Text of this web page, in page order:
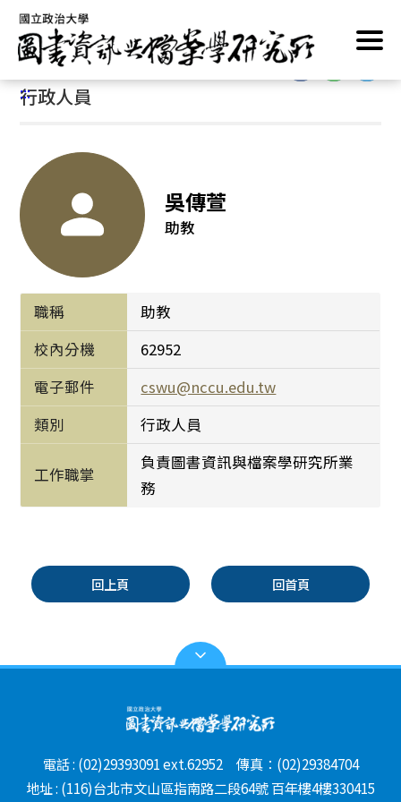
跳
到
主
要
內
首頁/系所介紹
:::
行政人員
吳傳萱
助教
職稱
助教
校內分機
62952
電子郵件
cswu@nccu.edu.tw
類別
行政人員
工作職掌
負責圖書資訊與檔案學研究所業
務
回上頁 回首頁
電話 : (02)29393091 ext.62952 傳真：(02)29384704
地址 : (116)台北市文山區指南路二段64號 百年樓4樓330415